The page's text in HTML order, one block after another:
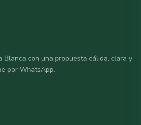
Blanca con una propuesta cálida, clara y
por WhatsApp.